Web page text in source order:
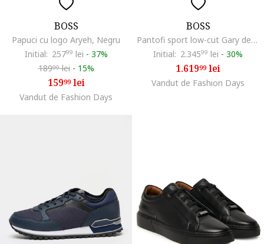
BOSS
Papuci cu logo Aryeh, Negru
Initial: 25799 lei - 37%
18999lei - 15%
15999lei
Vandut de Fashion Days
BOSS
Pantofi sport low-cut Gary de piele intoarsa, Maro deschis
Initial: 2.34599 lei - 30%
1.61999lei
Vandut de Fashion Days